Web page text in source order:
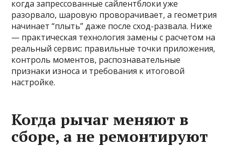
когда запрессованные сайлентблоки уже
разорвало, шаровую проворачивает, а геометрия
начинает “плыть” даже после сход-развала. Ниже
— практическая технология замены с расчетом на
реальный сервис: правильные точки приложения,
контроль моментов, распознавательные
признаки износа и требования к итоговой
настройке.
Когда рычаг меняют в
сборе, а не ремонтируют